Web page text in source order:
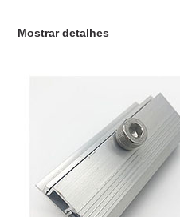
Mostrar detalhes